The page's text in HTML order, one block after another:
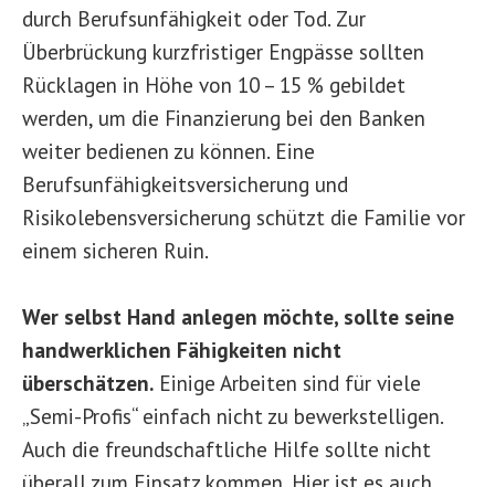
durch Berufsunfähigkeit oder Tod. Zur
Überbrückung kurzfristiger Engpässe sollten
Rücklagen in Höhe von 10 – 15 % gebildet
werden, um die Finanzierung bei den Banken
weiter bedienen zu können. Eine
Berufsunfähigkeitsversicherung und
Risikolebensversicherung schützt die Familie vor
einem sicheren Ruin.
Wer selbst Hand anlegen möchte, sollte seine
handwerklichen Fähigkeiten nicht
überschätzen. Einige Arbeiten sind für viele
„Semi-Profis“ einfach nicht zu bewerkstelligen.
Auch die freundschaftliche Hilfe sollte nicht